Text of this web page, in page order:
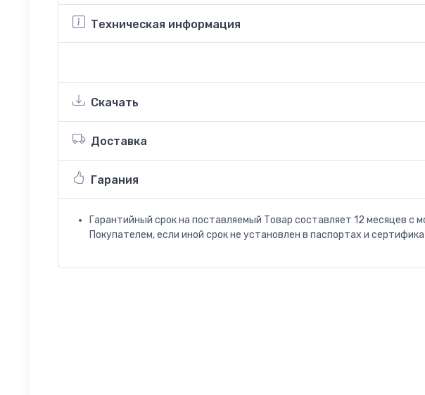
Техническая информация
Скачать
Доставка
Гарания
Гарантийный срок на поставляемый Товар составляет 12 месяцев с
Покупателем, если иной срок не установлен в паспортах и